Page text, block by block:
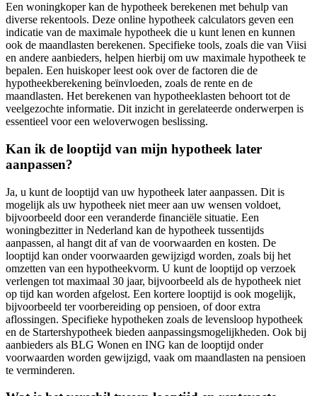
Een woningkoper kan de hypotheek berekenen met behulp van
diverse rekentools. Deze online hypotheek calculators geven een
indicatie van de maximale hypotheek die u kunt lenen en kunnen
ook de maandlasten berekenen. Specifieke tools, zoals die van Viisi
en andere aanbieders, helpen hierbij om uw maximale hypotheek te
bepalen. Een huiskoper leest ook over de factoren die de
hypotheekberekening beïnvloeden, zoals de rente en de
maandlasten. Het berekenen van hypotheeklasten behoort tot de
veelgezochte informatie. Dit inzicht in gerelateerde onderwerpen is
essentieel voor een weloverwogen beslissing.
Kan ik de looptijd van mijn hypotheek later
aanpassen?
Ja, u kunt de looptijd van uw hypotheek later aanpassen. Dit is
mogelijk als uw hypotheek niet meer aan uw wensen voldoet,
bijvoorbeeld door een veranderde financiële situatie. Een
woningbezitter in Nederland kan de hypotheek tussentijds
aanpassen, al hangt dit af van de voorwaarden en kosten. De
looptijd kan onder voorwaarden gewijzigd worden, zoals bij het
omzetten van een hypotheekvorm. U kunt de looptijd op verzoek
verlengen tot maximaal 30 jaar, bijvoorbeeld als de hypotheek niet
op tijd kan worden afgelost. Een kortere looptijd is ook mogelijk,
bijvoorbeeld ter voorbereiding op pensioen, of door extra
aflossingen. Specifieke hypotheken zoals de levensloop hypotheek
en de Startershypotheek bieden aanpassingsmogelijkheden. Ook bij
aanbieders als BLG Wonen en ING kan de looptijd onder
voorwaarden worden gewijzigd, vaak om maandlasten na pensioen
te verminderen.